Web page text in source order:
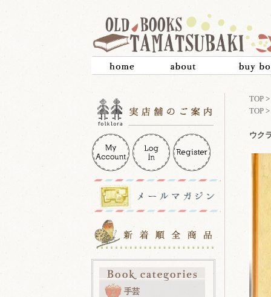
手芸
TOP >
TOP >
ウク